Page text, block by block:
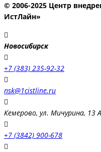
© 2006-2025 Центр
ИстЛайн»
Новосибирск
+7 (383) 235-92-32
nsk@1cistline.ru
Кемерово, ул. Мичурина, 13
+7 (3842) 900-678